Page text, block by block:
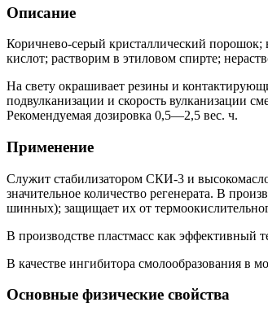
Описание
Коричнево-серый кристаллический порошок;
кислот; растворим в этиловом спирте;
На свету окрашивает резины и
подвулканизации и скорость вулканизации
Рекомендуемая дозировка 0,5—2,5 вес. ч.
Применение
Служит стабилизатором СКИ-3 и
значительное количество регенерата. В
шинных); защищает их от
В производстве пластмасс как эффективный
В качестве ингибитора смолообразования в
Основные физические свойства